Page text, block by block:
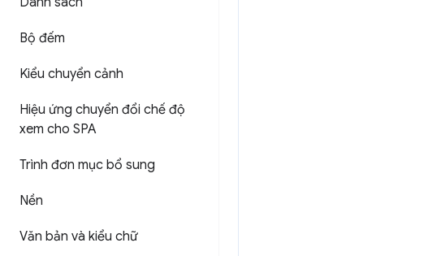
Bộ đếm
Kiểu chuyển cảnh
Hiệu ứng chuyển đổi chế độ
xem cho SPA
Trình đơn mục bổ sung
Nền
Văn bản và kiểu chữ